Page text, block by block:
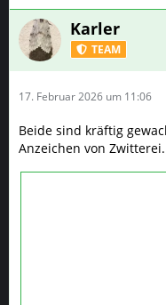
Anzeichen von Zwitterei.